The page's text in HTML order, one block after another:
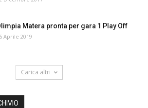
Matera pronta per gara 1 Play Off
Aprile 2019
Carica altri